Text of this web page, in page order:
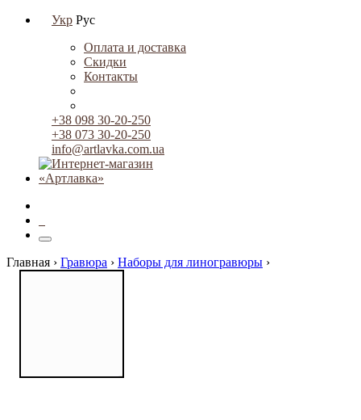
Укр Рус
Оплата и доставка
Скидки
Контакты
+38 098 30-20-250
+38 073 30-20-250
info@artlavka.com.ua
Главная › Гравюра › Наборы для линогравюры ›